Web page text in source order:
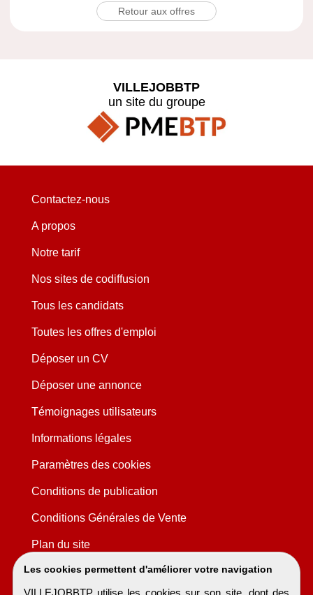
Retour aux offres
Les cookies permettent d'améliorer votre navigation
VILLEJOBBTP utilise les cookies sur son site, dont des
VILLEJOBBTP
un site du groupe
Contactez-nous
A propos
Notre tarif
Nos sites de codiffusion
Tous les candidats
Toutes les offres d'emploi
Déposer un CV
Déposer une annonce
Témoignages utilisateurs
Informations légales
Paramètres des cookies
Conditions de publication
Conditions Générales de Vente
Plan du site